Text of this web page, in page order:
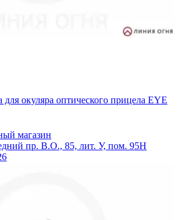
окуляра оптического прицела EYE
магазин
пр. В.О., 85, лит. У, пом. 95Н